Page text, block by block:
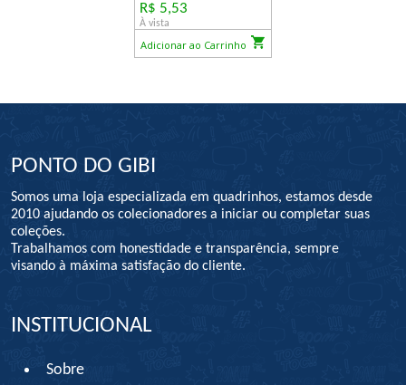
R$ 5,53
À vista
Adicionar ao Carrinho
PONTO DO GIBI
Somos uma loja especializada em quadrinhos, estamos desde
2010 ajudando os colecionadores a iniciar ou completar suas
coleções.
Trabalhamos com honestidade e transparência, sempre
visando à máxima satisfação do cliente.
INSTITUCIONAL
Sobre